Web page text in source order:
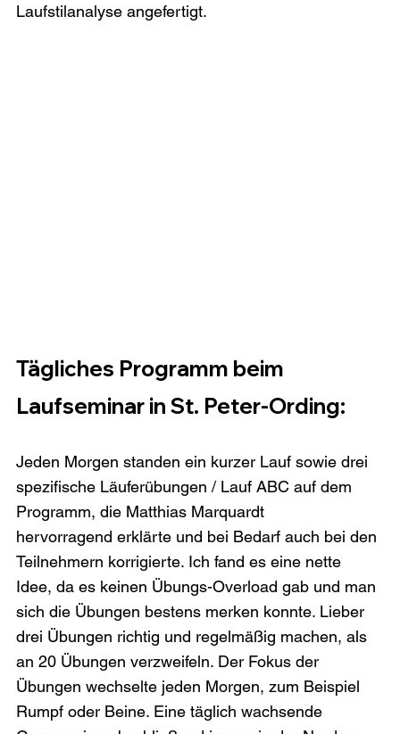
Laufstilanalyse angefertigt.
Tägliches Programm beim
Laufseminar in St. Peter-Ording:
Jeden Morgen standen ein kurzer Lauf sowie drei
spezifische Läuferübungen / Lauf ABC auf dem
Programm, die Matthias Marquardt
hervorragend erklärte und bei Bedarf auch bei den
Teilnehmern korrigierte. Ich fand es eine nette
Idee, da es keinen Übungs-Overload gab und man
sich die Übungen bestens merken konnte. Lieber
drei Übungen richtig und regelmäßig machen, als
an 20 Übungen verzweifeln. Der Fokus der
Übungen wechselte jeden Morgen, zum Beispiel
Rumpf oder Beine. Eine täglich wachsende